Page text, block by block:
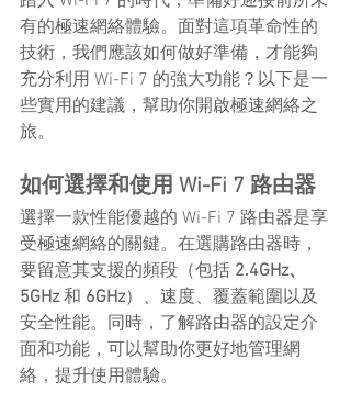
有的極速網絡體驗。面對這項革命性的
技術，我們應該如何做好準備，才能夠
充分利用 Wi-Fi 7 的強大功能？以下是一
些實用的建議，幫助你開啟極速網絡之
旅。
如何選擇和使用 Wi-Fi 7 路由器
選擇一款性能優越的 Wi-Fi 7 路由器是享
受極速網絡的關鍵。在選購路由器時，
要留意其支援的頻段（包括 2.4GHz、
5GHz 和 6GHz）、速度、覆蓋範圍以及
安全性能。同時，了解路由器的設定介
面和功能，可以幫助你更好地管理網
絡，提升使用體驗。